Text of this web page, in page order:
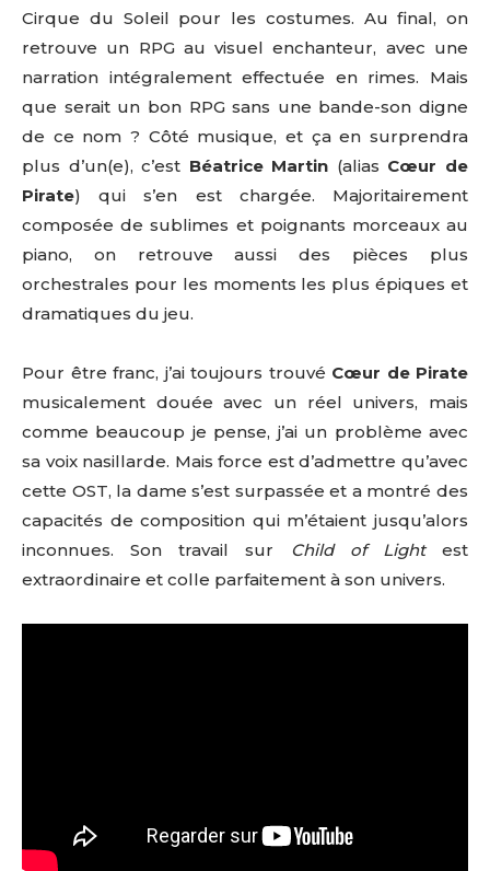
Cirque du Soleil pour les costumes. Au final, on
retrouve un RPG au visuel enchanteur, avec une
narration intégralement effectuée en rimes. Mais
que serait un bon RPG sans une bande-son digne
de ce nom ? Côté musique, et ça en surprendra
plus d’un(e), c’est Béatrice Martin (alias Cœur de
Pirate) qui s’en est chargée. Majoritairement
composée de sublimes et poignants morceaux au
piano, on retrouve aussi des pièces plus
orchestrales pour les moments les plus épiques et
dramatiques du jeu.
Pour être franc, j’ai toujours trouvé Cœur de Pirate
musicalement douée avec un réel univers, mais
comme beaucoup je pense, j’ai un problème avec
sa voix nasillarde. Mais force est d’admettre qu’avec
cette OST, la dame s’est surpassée et a montré des
capacités de composition qui m’étaient jusqu’alors
inconnues. Son travail sur Child of Lightest
extraordinaire et colle parfaitement à son univers.